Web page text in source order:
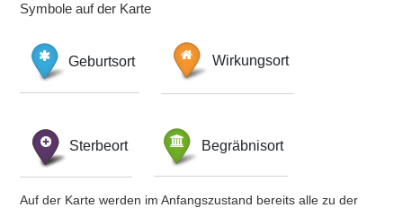
Symbole auf der Karte
Geburtsort Wirkungsort
Sterbeort Begräbnisort
Auf der Karte werden im Anfangszustand bereits alle zu der